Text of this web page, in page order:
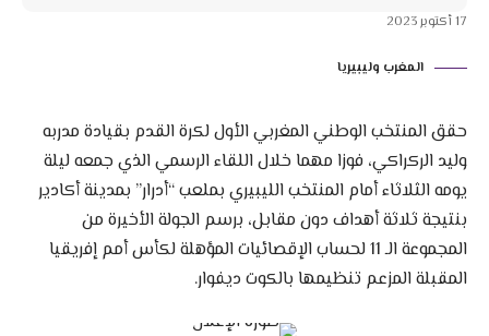
المغرب وليبيريا
حقق المنتخب الوطني المغربي الأول لكرة القدم بقيادة مدربه
وليد الركراكي، فوزا مهما خلال اللقاء الرسمي الذي جمعه ليلة
يومه الثلاثاء أمام المنتخب الليبيري بملعب “أدرار” بمدينة أكادير
بنتيجة ثلاثة أهداف دون مقابل، برسم الجولة الأخيرة من
المجموعة الـ 11 لحساب الإقصائيات المؤهلة لكأس أمم إفريقيا
المقبلة المزعم تنظيمها بالكوت ديفوار.